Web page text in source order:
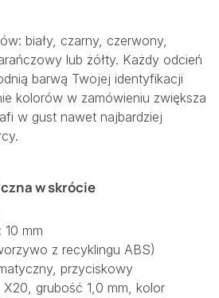
biały, czarny, czerwony,
lub żółty. Każdy odcień
barwą Twojej identyfikacji
kolorów w zamówieniu zwiększa
w gust nawet najbardziej
w skrócie
10 mm
z recyklingu ABS)
przyciskowy
X20, grubość 1,0 mm, kolor